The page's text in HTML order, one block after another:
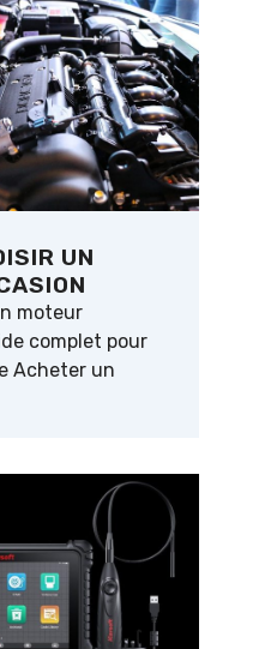
UN
moteur
complet pour
Acheter un